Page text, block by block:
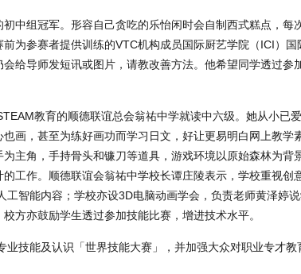
中组冠军。形容自己贪吃的乐怡闲时会自制西式糕点，每
为参赛者提供训练的VTC机构成员国际厨艺学院（ICI）
给导师发短讯或图片，请教改善方法。他希望同学透过参
教育的顺德联谊总会翁祐中学就读中六级。她从小已
画，甚至为练好画功而学习日文，好让更易明白网上教学
主角，手持骨头和镰刀等道具，游戏环境以原始森林为背
工作。顺德联谊会翁祐中学校长谭庄陵表示，学校重视创
智能内容；学校亦设3D电脑动画学会，负责老师黄泽婷
方亦鼓励学生透过参加技能比赛，增进技术水平。
业技能及认识「世界技能大赛」，并加强大众对职业专才